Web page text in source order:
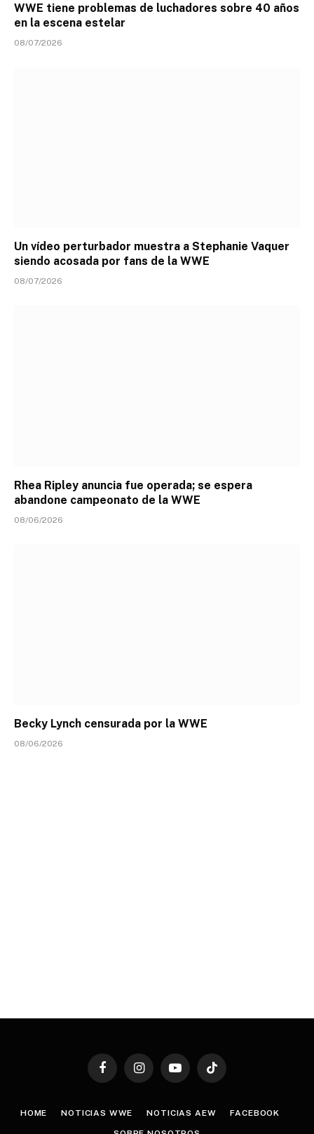
WWE tiene problemas de luchadores sobre 40 años
en la escena estelar
08/07/2026
Un vídeo perturbador muestra a Stephanie Vaquer
siendo acosada por fans de la WWE
08/07/2026
Rhea Ripley anuncia fue operada; se espera
abandone campeonato de la WWE
08/06/2026
Becky Lynch censurada por la WWE
08/06/2026
FacebookInstagramYouTubeTikTok
HOME NOTICIAS WWE NOTICIAS AEW FACEBOOK